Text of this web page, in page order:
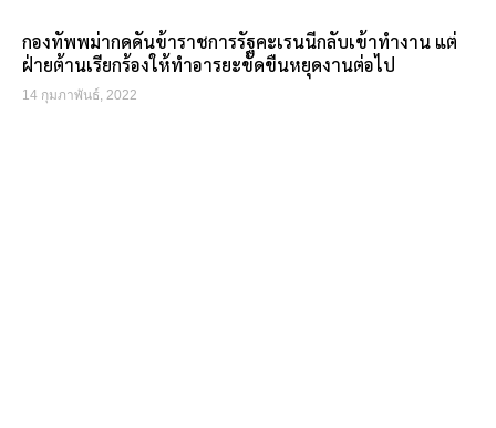
กองทัพพม่ากดดันข้าราชการรัฐคะเรนนีกลับเข้าทำงาน แต่
ฝ่ายต้านเรียกร้องให้ทำอารยะขัดขืนหยุดงานต่อไป
14 กุมภาพันธ์, 2022